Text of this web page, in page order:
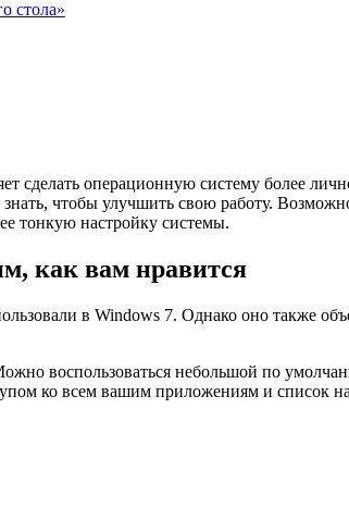
стола»
сделать операционную систему более
чтобы улучшить свою работу.
тонкую настройку системы.
как вам нравится
в Windows 7. Однако оно также
воспользоваться небольшой по
ко всем вашим приложениям и список